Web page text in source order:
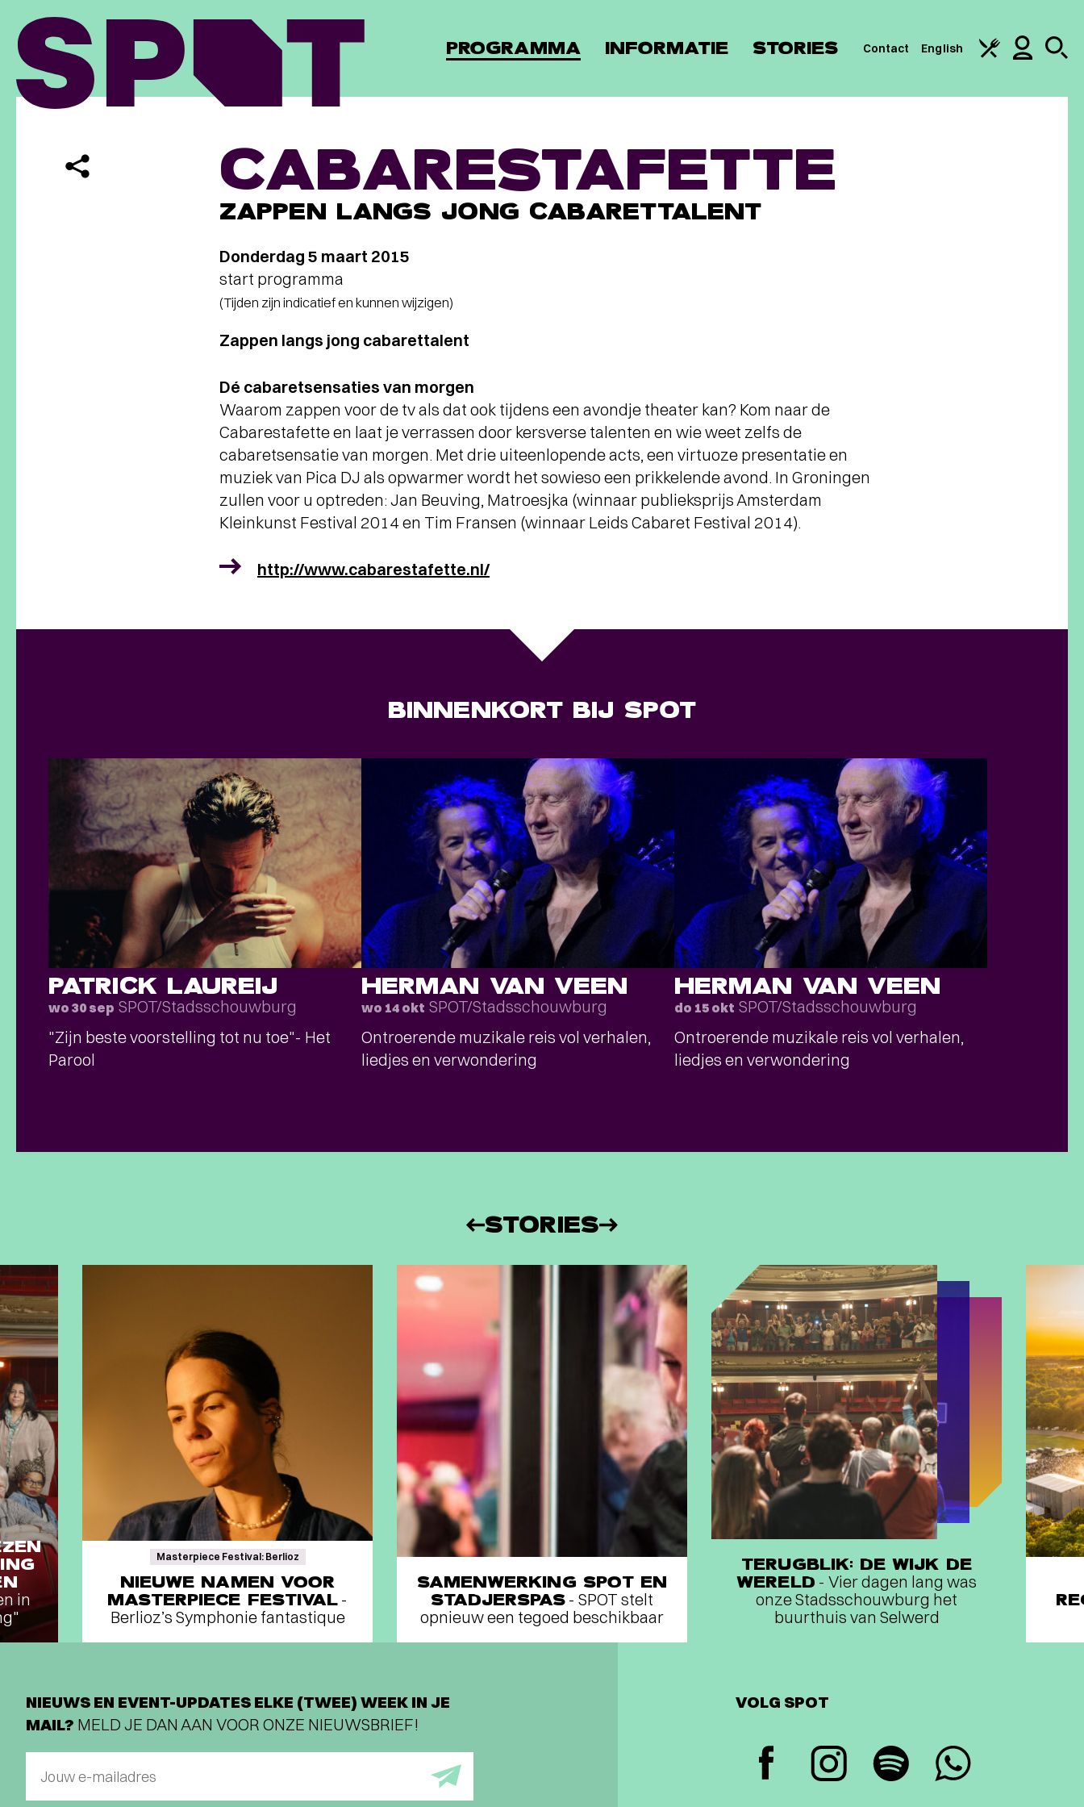
PROGRAMMA INFORMATIE STORIES Contact English
CABARESTAFETTE
ZAPPEN LANGS JONG CABARETTALENT
Donderdag 5 maart 2015
start programma
(Tijden zijn indicatief en kunnen wijzigen)
Zappen langs jong cabarettalent
Dé cabaretsensaties van morgen
Waarom zappen voor de tv als dat ook tijdens een avondje theater kan? Kom naar de
Cabarestafette en laat je verrassen door kersverse talenten en wie weet zelfs de
cabaretsensatie van morgen. Met drie uiteenlopende acts, een virtuoze presentatie en
muziek van Pica DJ als opwarmer wordt het sowieso een prikkelende avond. In Groningen
zullen voor u optreden: Jan Beuving, Matroesjka (winnaar publieksprijs Amsterdam
Kleinkunst Festival 2014 en Tim Fransen (winnaar Leids Cabaret Festival 2014).
http://www.cabarestafette.nl/
BINNENKORT BIJ SPOT
PATRICK LAUREIJ
wo 30 sep SPOT/Stadsschouwburg
"Zijn beste voorstelling tot nu toe"- Het
Parool
HERMAN VAN VEEN
wo 14 okt SPOT/Stadsschouwburg
Ontroerende muzikale reis vol verhalen,
liedjes en verwondering
HERMAN VAN VEEN
do 15 okt SPOT/Stadsschouwburg
Ontroerende muzikale reis vol verhalen,
liedjes en verwondering
STORIES
in
Masterpiece Festival: Berlioz
NIEUWE NAMEN VOOR
MASTERPIECE FESTIVAL -
Berlioz’s Symphonie fantastique
SAMENWERKING SPOT EN
STADJERSPAS - SPOT stelt
opnieuw een tegoed beschikbaar
TERUGBLIK: DE WIJK DE
WERELD - Vier dagen lang was
onze Stadsschouwburg het
buurthuis van Selwerd
NIEUWS EN EVENT-UPDATES ELKE (TWEE) WEEK IN JE
MAIL? MELD JE DAN AAN VOOR ONZE NIEUWSBRIEF!
Jouw e-mailadres
VOLG SPOT